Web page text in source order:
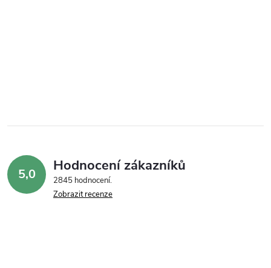
5,0 Hodnocení zákazníků
2845 hodnocení
Zobrazit recenze